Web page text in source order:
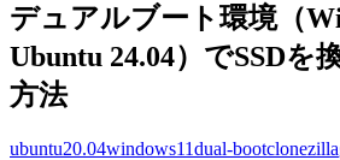
デュアルブート環境（
Ubuntu 24.04）でSSDを
方法
ubuntu20.04windows11dual-bootclonezilla